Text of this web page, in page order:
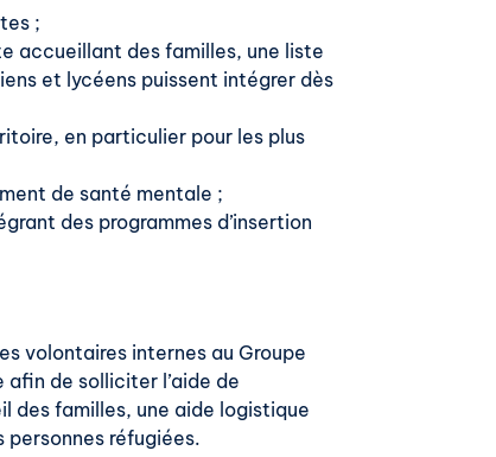
;
accueillant des familles, une liste
et lycéens puissent intégrer dès
en particulier pour les plus
de santé mentale ;
des programmes d’insertion
volontaires internes au Groupe
afin de solliciter l’aide de
des familles, une aide logistique
personnes réfugiées.